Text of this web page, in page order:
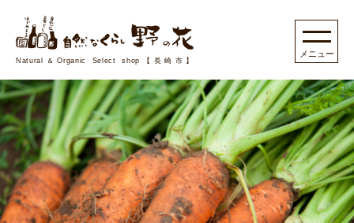
Natural＆Organic Select shop【長崎市】